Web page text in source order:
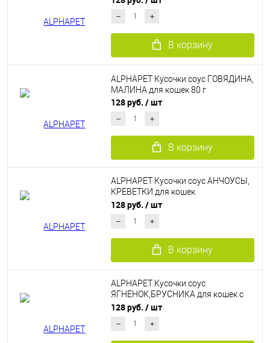
В корзину
ALPHAPET Кусочки соус ГОВЯДИНА,
МАЛИНА для кошек 80 г
128 руб. / шт
В корзину
ALPHAPET Кусочки соус АНЧОУСЫ,
КРЕВЕТКИ для кошек
стерилизованных 80 г
128 руб. / шт
В корзину
ALPHAPET Кусочки соус
ЯГНЕНОК,БРУСНИКА для кошек с
чувствительным пищеварением 80
128 руб. / шт